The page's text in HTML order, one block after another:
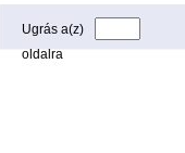
Ugrás a(z)
oldalra